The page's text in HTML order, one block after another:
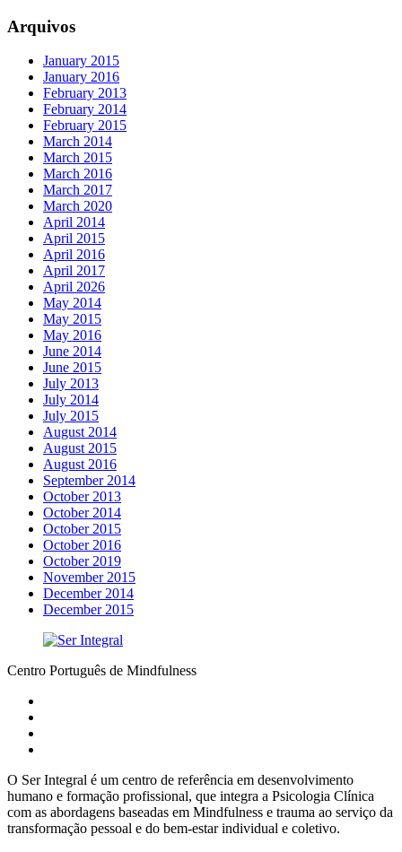
Arquivos
January 2015
January 2016
February 2013
February 2014
February 2015
March 2014
March 2015
March 2016
March 2017
March 2020
April 2014
April 2015
April 2016
April 2017
April 2026
May 2014
May 2015
May 2016
June 2014
June 2015
July 2013
July 2014
July 2015
August 2014
August 2015
August 2016
September 2014
October 2013
October 2014
October 2015
October 2016
October 2019
November 2015
December 2014
December 2015
Centro Português de Mindfulness
O Ser Integral é um centro de referência em desenvolvimento
humano e formação profissional, que integra a Psicologia Clínica
com as abordagens baseadas em Mindfulness e trauma ao serviço da
transformação pessoal e do bem-estar individual e coletivo.